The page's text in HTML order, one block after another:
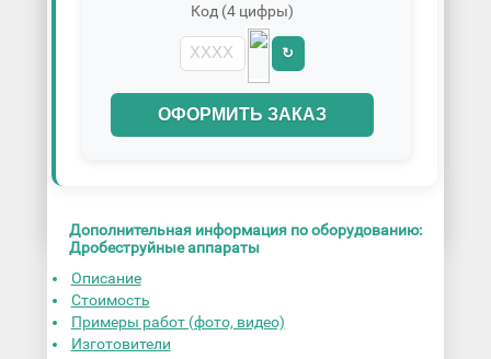
Код (4 цифры)
↻
ОФОРМИТЬ ЗАКАЗ
Дополнительная информация по оборудованию:
Дробеструйные аппараты
Описание
Стоимость
Примеры работ (фото, видео)
Изготовители